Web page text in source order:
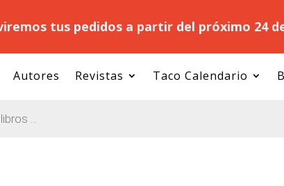
tus pedidos a partir del próximo 24
Autores Revistas Taco Calendario